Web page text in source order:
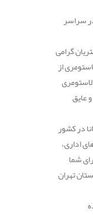
سراسر
از
عایق
اداری،
شما
تهران